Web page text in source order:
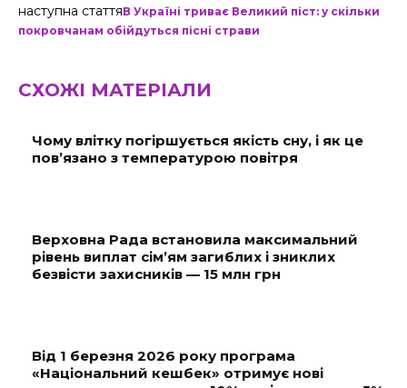
наступна статтяВ Україні триває Великий піст: у скільки
покровчанам обійдуться пісні страви
СХОЖІ МАТЕРІАЛИ
Чому влітку погіршується якість сну, і як це
пов’язано з температурою повітря
Верховна Рада встановила максимальний
рівень виплат сім’ям загиблих і зниклих
безвісти захисників — 15 млн грн
Від 1 березня 2026 року програма
«Національний кешбек» отримує нові